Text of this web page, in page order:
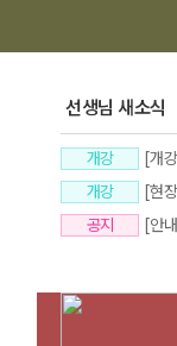
선생님 새소식
개강
[개
개강
[현
공지
[안